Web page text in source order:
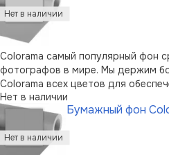
Colorama самый популярный фон
фотографов в мире. Мы держим
Colorama всех цветов для
миру.Высококачественная бумага,
неотражающая
популярный фон для
Нет в наличии
Бумажный фон